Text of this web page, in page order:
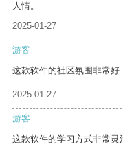
人情。
2025-01-27
游客
这款软件的社区氛围非常好
2025-01-27
游客
这款软件的学习方式非常灵